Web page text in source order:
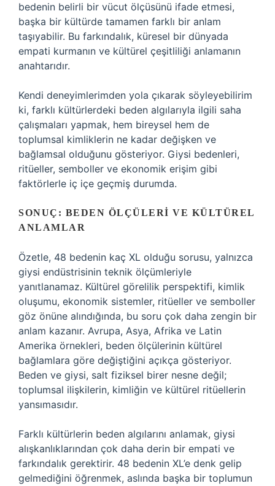
bedenin belirli bir vücut ölçüsünü ifade etmesi,
başka bir kültürde tamamen farklı bir anlam
taşıyabilir. Bu farkındalık, küresel bir dünyada
empati kurmanın ve kültürel çeşitliliği anlamanın
anahtarıdır.
Kendi deneyimlerimden yola çıkarak söyleyebilirim
ki, farklı kültürlerdeki beden algılarıyla ilgili saha
çalışmaları yapmak, hem bireysel hem de
toplumsal kimliklerin ne kadar değişken ve
bağlamsal olduğunu gösteriyor. Giysi bedenleri,
ritüeller, semboller ve ekonomik erişim gibi
faktörlerle iç içe geçmiş durumda.
SONUÇ: BEDEN ÖLÇÜLERI VE KÜLTÜREL
ANLAMLAR
Özetle, 48 bedenin kaç XL olduğu sorusu, yalnızca
giysi endüstrisinin teknik ölçümleriyle
yanıtlanamaz. Kültürel görelilik perspektifi, kimlik
oluşumu, ekonomik sistemler, ritüeller ve semboller
göz önüne alındığında, bu soru çok daha zengin bir
anlam kazanır. Avrupa, Asya, Afrika ve Latin
Amerika örnekleri, beden ölçülerinin kültürel
bağlamlara göre değiştiğini açıkça gösteriyor.
Beden ve giysi, salt fiziksel birer nesne değil;
toplumsal ilişkilerin, kimliğin ve kültürel ritüellerin
yansımasıdır.
Farklı kültürlerin beden algılarını anlamak, giysi
alışkanlıklarından çok daha derin bir empati ve
farkındalık gerektirir. 48 bedenin XL’e denk gelip
gelmediğini öğrenmek, aslında başka bir toplumun